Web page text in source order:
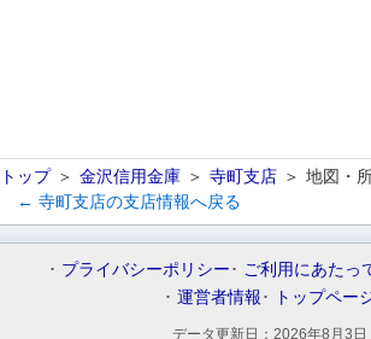
トップ 金沢信用金庫 寺町支店
地図・
← 寺町支店の支店情報へ戻る
プライバシーポリシー ご利用にあたっ
運営者情報
トップペー
データ更新日： 2026年8月3日